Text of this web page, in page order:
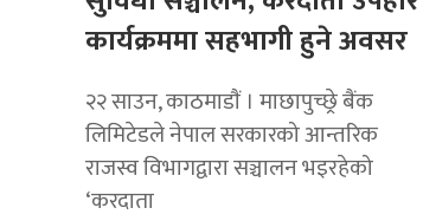
कार्यक्रममा सहभागी हुने अवसर
२२ साउन, काठमाडाैं । माछापुच्छ्रे बैंक
लिमिटेडले नेपाल सरकारको आन्तरिक
राजस्व विभागद्वारा सञ्चालन भइरहेको
‘करदाता